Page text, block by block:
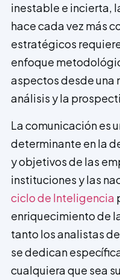
inestable e incierta,
hace cada vez más
estratégicos
enfoque
aspectos desde una
análisis y la
La comunicación es
determinante en la
y objetivos de las
instituciones y las
ciclo de Inteligencia
enriquecimiento de
tanto los analistas
se dedican
cualquiera que sea